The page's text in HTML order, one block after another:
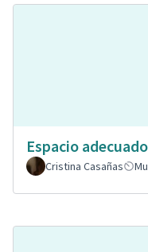
Espacio
Cristina Casañas